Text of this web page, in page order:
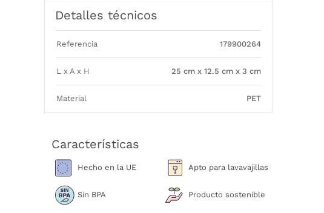
Detalles técnicos
Referencia 179900264
L x A x H 25 cm x 12.5 cm x 3 cm
Material PET
Características
Hecho en la UE Apto para lavavajillas
Sin BPA Producto sostenible